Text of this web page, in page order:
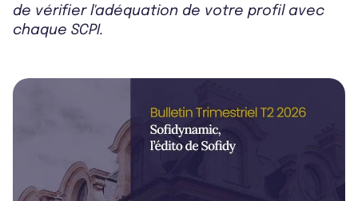
de vérifier l'adéquation de votre profil avec
chaque SCPI.